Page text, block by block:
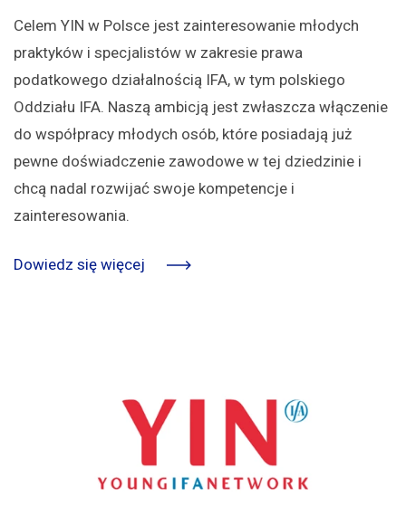
Celem YIN w Polsce jest zainteresowanie młodych
praktyków i specjalistów w zakresie prawa
podatkowego działalnością IFA, w tym polskiego
Oddziału IFA. Naszą ambicją jest zwłaszcza włączenie
do współpracy młodych osób, które posiadają już
pewne doświadczenie zawodowe w tej dziedzinie i
chcą nadal rozwijać swoje kompetencje i
zainteresowania.
Dowiedz się więcej